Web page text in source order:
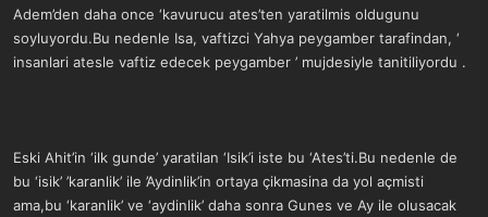
Adem’den daha once ‘kavurucu ates’ten yaratilmis oldugunu
soyluyordu.Bu nedenle Isa, vaftizci Yahya peygamber tarafindan, ‘
insanlari atesle vaftiz edecek peygamber ’ mujdesiyle tanitiliyordu .
Eski Ahit’in ‘ilk gunde’ yaratilan ‘Isik’i iste bu ‘Ates’ti.Bu nedenle de
bu ‘isik’ ’karanlik’ ile ’Aydinlik’in ortaya çikmasina da yol açmisti
ama,bu ‘karanlik’ ve ‘aydinlik’ daha sonra Gunes ve Ay ile olusacak